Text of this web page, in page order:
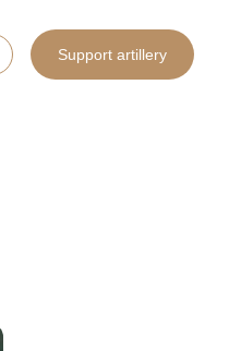
Support artillery